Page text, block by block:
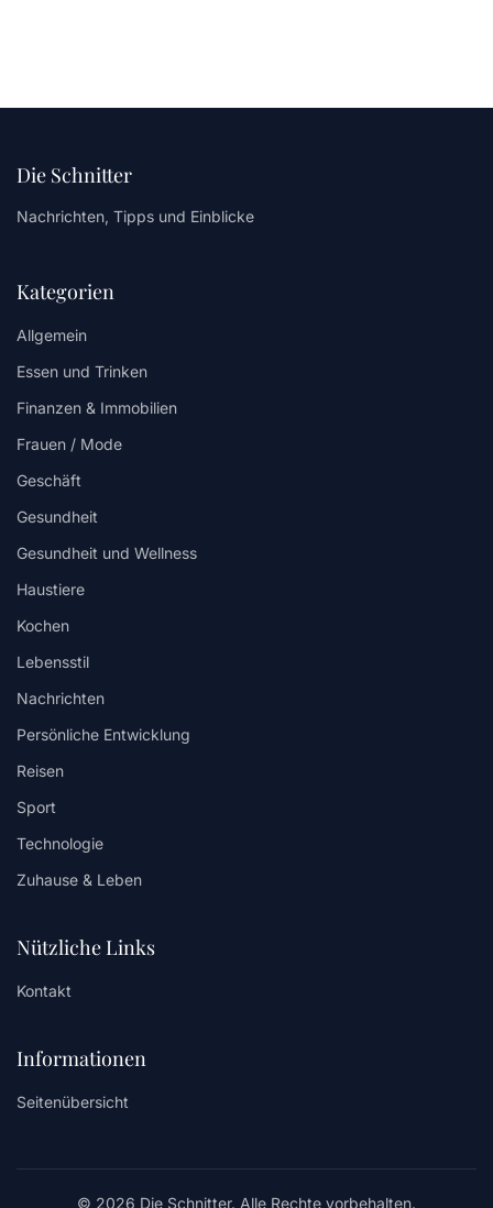
Die Schnitter
Nachrichten, Tipps und Einblicke
Kategorien
Allgemein
Essen und Trinken
Finanzen & Immobilien
Frauen / Mode
Geschäft
Gesundheit
Gesundheit und Wellness
Haustiere
Kochen
Lebensstil
Nachrichten
Persönliche Entwicklung
Reisen
Sport
Technologie
Zuhause & Leben
Nützliche Links
Kontakt
Informationen
Seitenübersicht
© 2026 Die Schnitter. Alle Rechte vorbehalten.